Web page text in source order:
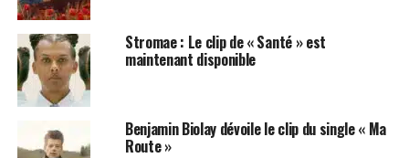
Stromae : Le clip de « Santé » est
maintenant disponible
Benjamin Biolay dévoile le clip du single « Ma
Route »